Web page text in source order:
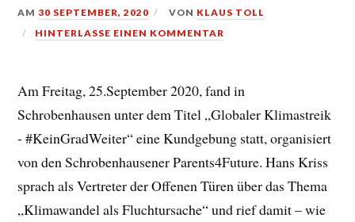
AM 30 SEPTEMBER, 2020 VON KLAUS TOLL
HINTERLASSE EINEN KOMMENTAR
Am Freitag, 25.September 2020, fand in
Schrobenhausen unter dem Titel „Globaler Klimastreik
- #KeinGradWeiter“ eine Kundgebung statt, organisiert
von den Schrobenhausener Parents4Future. Hans Kriss
sprach als Vertreter der Offenen Türen über das Thema
„Klimawandel als Fluchtursache“ und rief damit – wie